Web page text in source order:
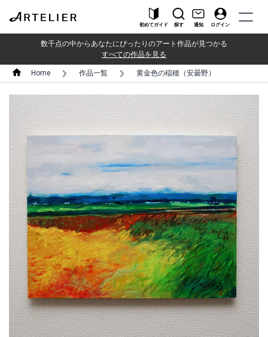
初めてガイド 探す 通知 ログイン
数千点の中からあなたにぴったりのアート作品が見つかる
すべての作品を見る
Home 作品一覧 黄金色の稲穂（安曇野）